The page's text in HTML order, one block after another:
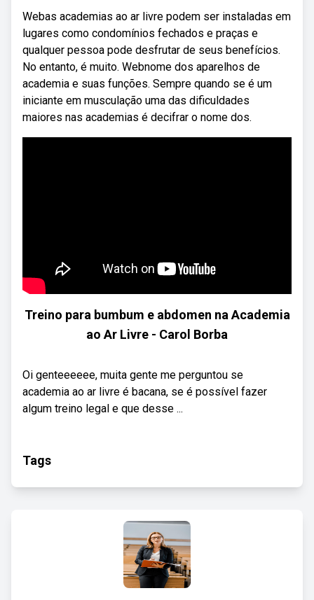
Webas academias ao ar livre podem ser instaladas em
lugares como condomínios fechados e praças e
qualquer pessoa pode desfrutar de seus benefícios.
No entanto, é muito. Webnome dos aparelhos de
academia e suas funções. Sempre quando se é um
iniciante em musculação uma das dificuldades
maiores nas academias é decifrar o nome dos.
Treino para bumbum e abdomen na Academia
ao Ar Livre - Carol Borba
Oi genteeeeee, muita gente me perguntou se
academia ao ar livre é bacana, se é possível fazer
algum treino legal e que desse ...
Tags